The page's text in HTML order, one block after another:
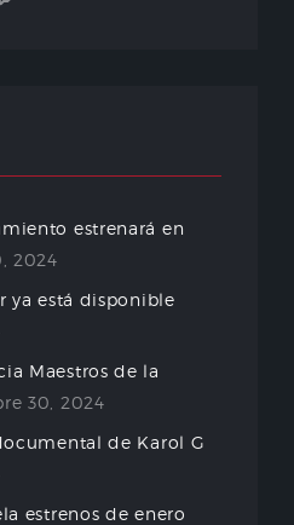
estrenará en
2024
ya está disponible
Maestros de la
30, 2024
de Karol G
estrenos de enero